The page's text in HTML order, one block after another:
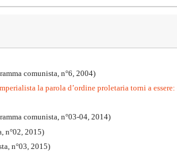
comunista, n°6, 2004)
la parola d’ordine proletaria torni a
comunista, n°03-04, 2014)
n°02, 2015)
n°03, 2015)